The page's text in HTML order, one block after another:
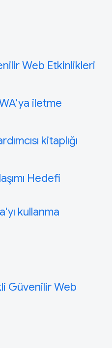
Web Etkinlikleri
iletme
kitaplığı
Hedefi
kullanma
Güvenilir Web